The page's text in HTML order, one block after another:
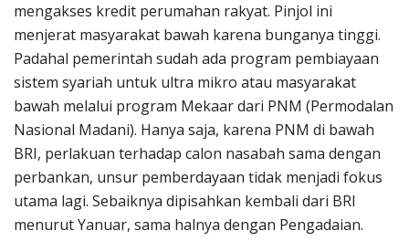
mengakses kredit perumahan rakyat. Pinjol ini
menjerat masyarakat bawah karena bunganya tinggi.
Padahal pemerintah sudah ada program pembiayaan
sistem syariah untuk ultra mikro atau masyarakat
bawah melalui program Mekaar dari PNM (Permodalan
Nasional Madani). Hanya saja, karena PNM di bawah
BRI, perlakuan terhadap calon nasabah sama dengan
perbankan, unsur pemberdayaan tidak menjadi fokus
utama lagi. Sebaiknya dipisahkan kembali dari BRI
menurut Yanuar, sama halnya dengan Pengadaian.